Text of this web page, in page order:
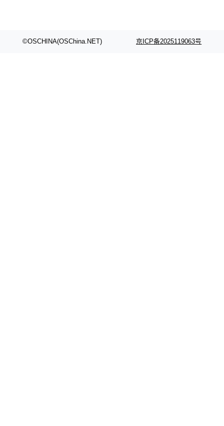
©OSCHINA(OSChina.NET) 京ICP备2025119063号